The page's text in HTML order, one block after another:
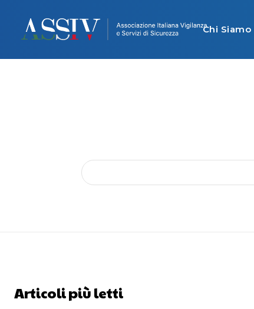
Chi Siamo
Articoli più letti